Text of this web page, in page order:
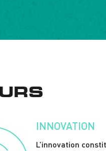
INNOVATION
L’innovation